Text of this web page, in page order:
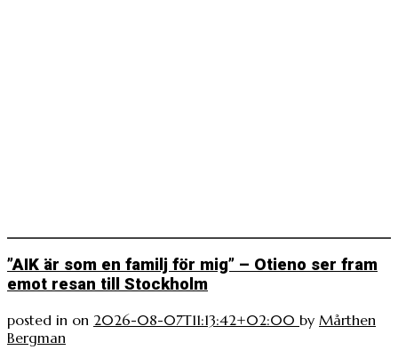
”AIK är som en familj för mig” – Otieno ser fram
emot resan till Stockholm
posted in on 2026-08-07T11:13:42+02:00 by Mårthen
Bergman